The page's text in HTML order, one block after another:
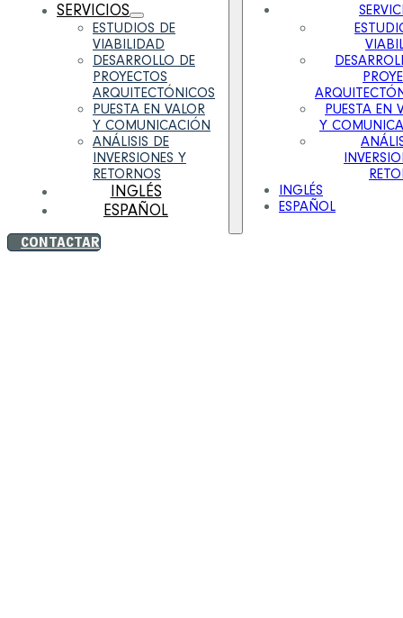
SERVICIOS
ESTUDIOS DE
VIABILIDAD
DESARROLLO DE
PROYECTOS
ARQUITECTÓNICOS
PUESTA EN VALOR
Y COMUNICACIÓN
ANÁLISIS DE
INVERSIONES Y
RETORNOS
INGLÉS
ESPAÑOL
PUESTA EN
Y
INGLÉS
ESPAÑOL
CONTACTAR